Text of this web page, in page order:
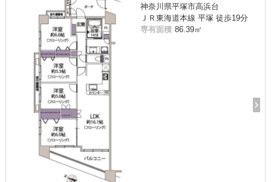
神奈川県平塚市高浜台
ＪＲ東海道本線 平塚 徒歩19分
専有面積 86.39㎡